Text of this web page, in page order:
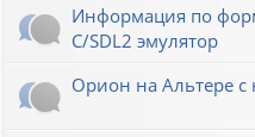
Информация по
С/SDL2 эмулятор
Орион на Альтере